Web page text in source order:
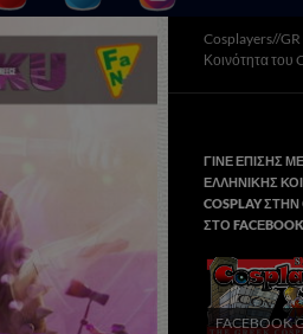
Cosplayers//GR
Κοινότητα του
ΓΙΝΕ ΕΠΙΣΗΣ
ΕΛΛΗΝΙΚΗΣ
COSPLAY
ΣΤΟ
FACEBOOK